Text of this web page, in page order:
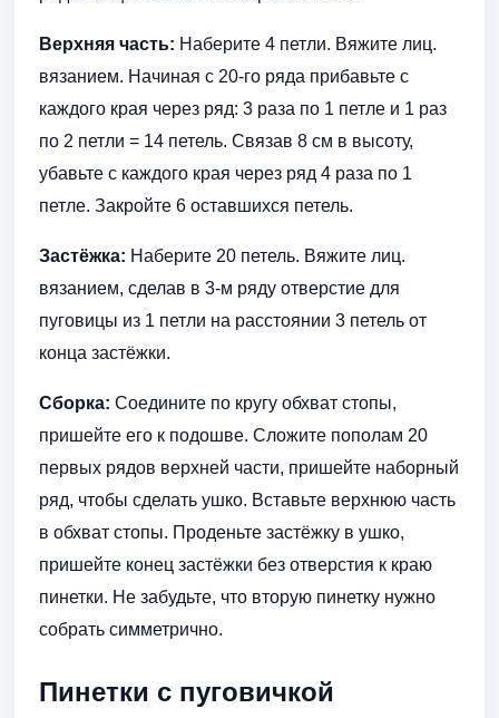
Верхняя часть: Наберите 4 петли. Вяжите лиц.
вязанием. Начиная с 20-го ряда прибавьте с
каждого края через ряд: 3 раза по 1 петле и 1 раз
по 2 петли = 14 петель. Связав 8 см в высоту,
убавьте с каждого края через ряд 4 раза по 1
петле. Закройте 6 оставшихся петель.
Застёжка: Наберите 20 петель. Вяжите лиц.
вязанием, сделав в 3-м ряду отверстие для
пуговицы из 1 петли на расстоянии 3 петель от
конца застёжки.
Сборка: Соедините по кругу обхват стопы,
пришейте его к подошве. Сложите пополам 20
первых рядов верхней части, пришейте наборный
ряд, чтобы сделать ушко. Вставьте верхнюю часть
в обхват стопы. Проденьте застёжку в ушко,
пришейте конец застёжки без отверстия к краю
пинетки. Не забудьте, что вторую пинетку нужно
собрать симметрично.
Пинетки с пуговичкой